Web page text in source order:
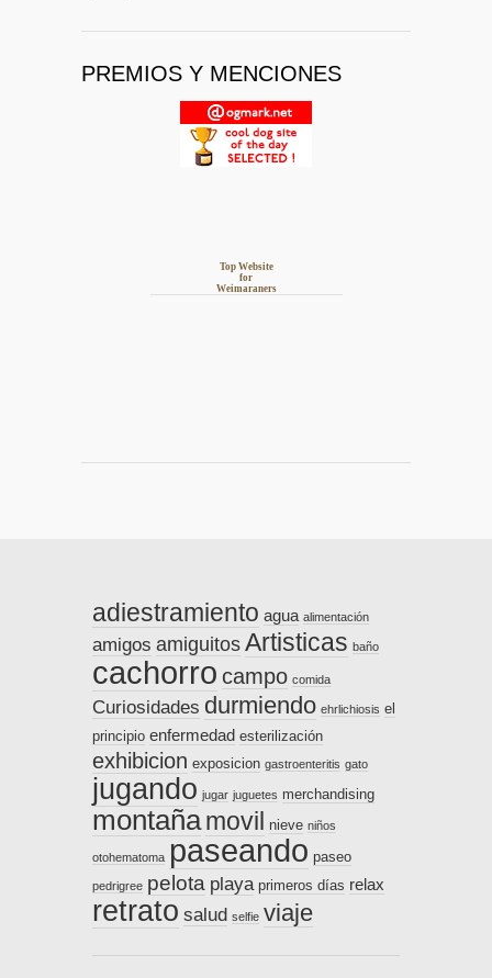
PREMIOS Y MENCIONES
Top Website
for
Weimaraners
adiestramiento agua alimentación
amigos amiguitos Artisticas baño
cachorro campo comida
Curiosidades durmiendo ehrlichiosis el
principio enfermedad esterilización
exhibicion exposicion gastroenteritis gato
jugando jugar juguetes merchandising
montañamovil nieve niños
otohematoma paseando paseo
pedrigree pelota playa primeros días relax
retrato salud selfie viaje